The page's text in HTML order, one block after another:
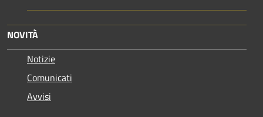
NOVITÀ
Notizie
Comunicati
Avvisi